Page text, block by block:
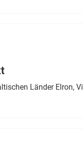
Länder Elron,